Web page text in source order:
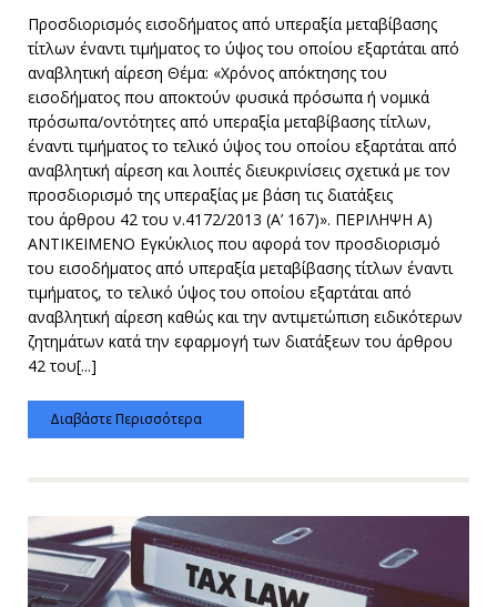
Προσδιορισμός εισοδήματος από υπεραξία μεταβίβασης
τίτλων έναντι τιμήματος το ύψος του οποίου εξαρτάται από
αναβλητική αίρεση Θέμα: «Χρόνος απόκτησης του
εισοδήματος που αποκτούν φυσικά πρόσωπα ή νομικά
πρόσωπα/οντότητες από υπεραξία μεταβίβασης τίτλων,
έναντι τιμήματος το τελικό ύψος του οποίου εξαρτάται από
αναβλητική αίρεση και λοιπές διευκρινίσεις σχετικά με τον
προσδιορισμό της υπεραξίας με βάση τις διατάξεις
του άρθρου 42 του ν.4172/2013 (Α’ 167)». ΠΕΡΙΛΗΨΗ Α)
ΑΝΤΙΚΕΙΜΕΝΟ Εγκύκλιος που αφορά τον προσδιορισμό
του εισοδήματος από υπεραξία μεταβίβασης τίτλων έναντι
τιμήματος, το τελικό ύψος του οποίου εξαρτάται από
αναβλητική αίρεση καθώς και την αντιμετώπιση ειδικότερων
ζητημάτων κατά την εφαρμογή των διατάξεων του άρθρου
42 του[...]
Διαβάστε Περισσότερα